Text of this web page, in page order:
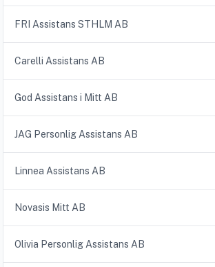
FRI Assistans STHLM AB
Carelli Assistans AB
God Assistans i Mitt AB
JAG Personlig Assistans AB
Linnea Assistans AB
Novasis Mitt AB
Olivia Personlig Assistans AB